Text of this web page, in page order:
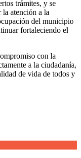
trámites, y se
la atención a la
del municipio
fortaleciendo el
con la
a la ciudadanía,
de vida de todos y